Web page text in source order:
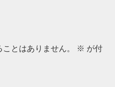
とはありません。 ※ が付